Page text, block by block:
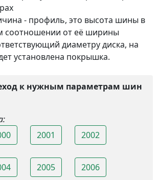
- профиль, это высота шины в
соотношении от её ширины
диаметру диска, на
установлена покрышка.
к нужным параметрам шин
2001 2002
2005 2006